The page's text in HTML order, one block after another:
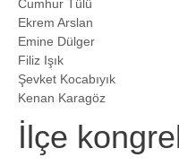
Cumhur Tülü
Ekrem Arslan
Emine Dülger
Filiz Işık
Şevket Kocabıyık
Kenan Karagöz
İlçe